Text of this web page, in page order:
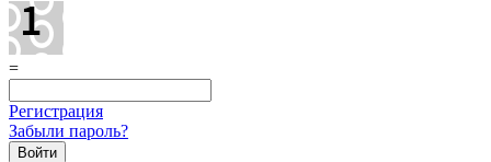
=
Регистрация
Забыли пароль?